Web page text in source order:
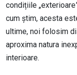
condițiile
cum știm, acesta
ultime, noi folosim
aproxima natura
interioare.